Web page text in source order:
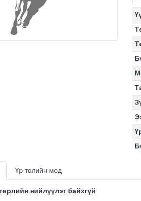
Үр төлийн мод
нийлүүлэг байхгүй